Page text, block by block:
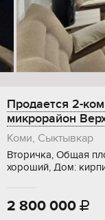
Продается 2-
микрорайон
Коми, Сыктывкар
Вторичка, Общая
хороший, Дом:
2 800 000 